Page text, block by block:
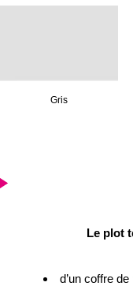
Gris
Le plot
d’un coffre